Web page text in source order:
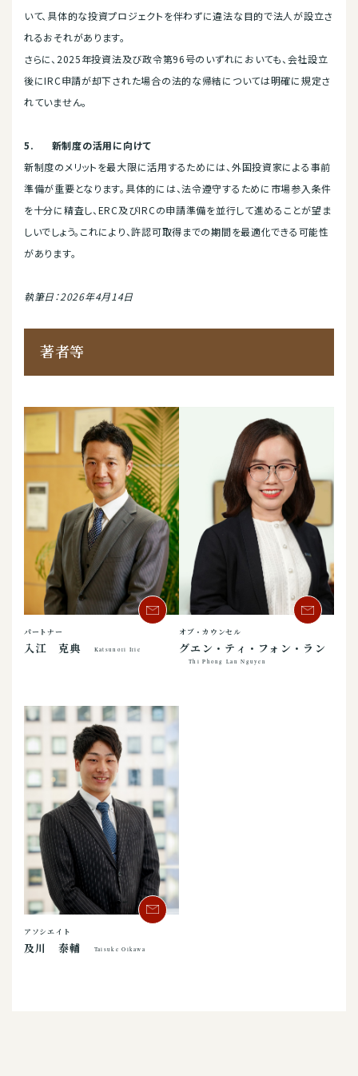
いて、具体的な投資プロジェクトを伴わずに違法な目的で法人が設立さ
れるおそれがあります。
さらに、2025年投資法及び政令第96号のいずれにおいても、会社設立
後にIRC申請が却下された場合の法的な帰結については明確に規定さ
れていません。
5. 新制度の活用に向けて
新制度のメリットを最大限に活用するためには、外国投資家による事前
準備が重要となります。具体的には、法令遵守するために市場参入条件
を十分に精査し、ERC及びIRCの申請準備を並行して進めることが望ま
しいでしょう。これにより、許認可取得までの期間を最適化できる可能性
があります。
執筆日：2026年4月 14日
著者等
パートナー
入江 克典 Katsunori Irie
オブ・カウンセル
グエン・ティ・フォン・ラン
Thi Phong Lan Nguyen
アソシエイト
及川 泰輔 Taisuke Oikawa